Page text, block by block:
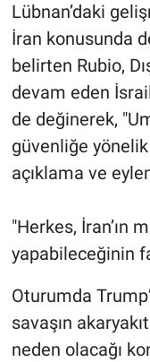
Lübnan’daki
İran konusunda
belirten Rubio,
devam eden
de değinerek,
güvenliğe
açıklama ve
"Herkes, İran’ın
yapabileceğinin
Oturumda
savaşın
neden olacağı